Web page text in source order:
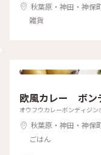
秋葉原・神田・神保
雑貨
欧風カレー ボ
オウフウカレーボンディジ
秋葉原・神田・神保
ごはん